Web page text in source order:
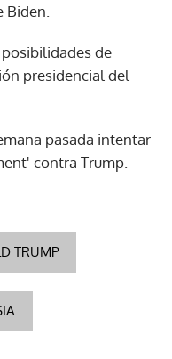
de
presidencial del
pasada intentar
contra Trump.
TRUMP